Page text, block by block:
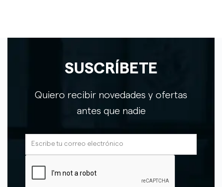
SUSCRÍBETE
Quiero recibir novedades y ofertas
antes que nadie